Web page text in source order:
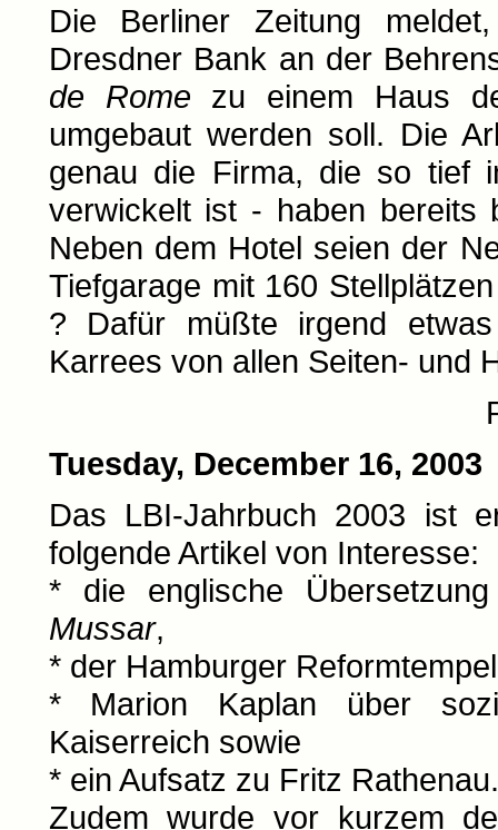
Die Berliner Zeitung
Dresdner Bank an der
de Rome zu einem Haus
umgebaut werden soll. Die
genau die Firma, die so tief
verwickelt ist - haben bereits
Neben dem Hotel seien der
Tiefgarage mit 160
? Dafür müßte irgend
Karrees von allen Seiten- und
Tuesday, December 16, 2003
Das LBI-Jahrbuch 2003 ist
folgende Artikel von Interesse:
* die englische
Mussar,
* der Hamburger
* Marion Kaplan über
Kaiserreich sowie
* ein Aufsatz zu Fritz Rathenau.
Zudem wurde vor kurzem